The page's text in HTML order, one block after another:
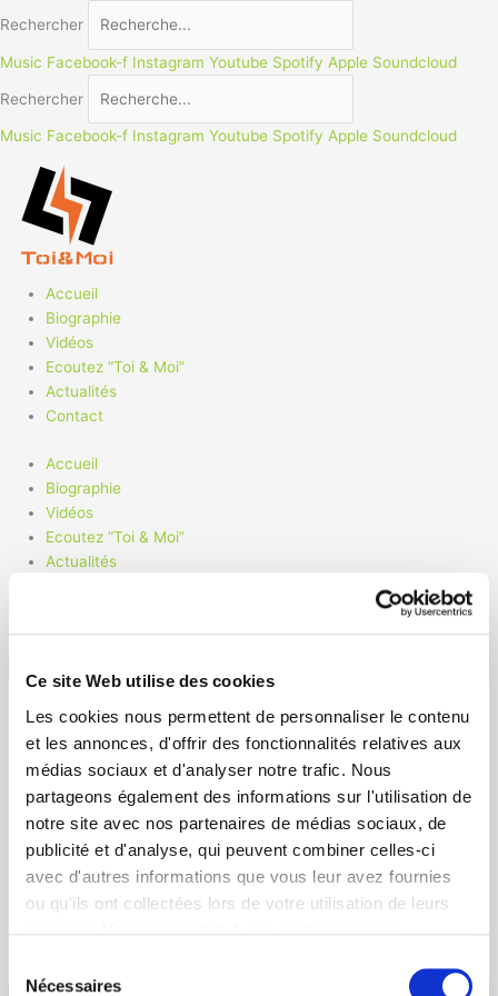
Ce site Web utilise des cookies
Les cookies nous permettent de personnaliser le contenu
et les annonces, d'offrir des fonctionnalités relatives aux
médias sociaux et d'analyser notre trafic. Nous
partageons également des informations sur l'utilisation de
notre site avec nos partenaires de médias sociaux, de
publicité et d'analyse, qui peuvent combiner celles-ci
avec d'autres informations que vous leur avez fournies
ou qu'ils ont collectées lors de votre utilisation de leurs
Nécessaires
au
contenu
Rechercher
Music Facebook-f Instagram Youtube Spotify Apple Soundcloud
Rechercher
Music Facebook-f Instagram Youtube Spotify Apple Soundcloud
Accueil
Biographie
Vidéos
Ecoutez “Toi & Moi”
Actualités
Contact
Accueil
Biographie
Vidéos
Ecoutez “Toi & Moi”
Actualités
Matthieu Salmeron
Par Stephanie Mbappe
Matthieu est pianiste, batteur, violoncelliste et saxophoniste. Il
est passionné de Jazz dès sa jeunesse à Nice. Il est
intermittent du spectacle dans la réalisation vidéo et la